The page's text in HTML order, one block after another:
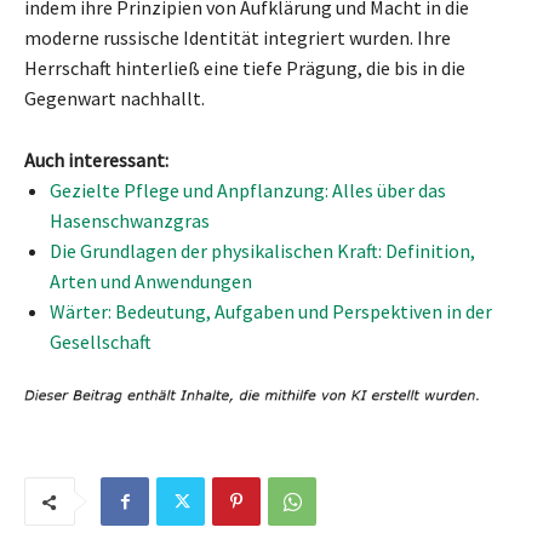
indem ihre Prinzipien von Aufklärung und Macht in die
moderne russische Identität integriert wurden. Ihre
Herrschaft hinterließ eine tiefe Prägung, die bis in die
Gegenwart nachhallt.
Auch interessant:
Gezielte Pflege und Anpflanzung: Alles über das
Hasenschwanzgras
Die Grundlagen der physikalischen Kraft: Definition,
Arten und Anwendungen
Wärter: Bedeutung, Aufgaben und Perspektiven in der
Gesellschaft